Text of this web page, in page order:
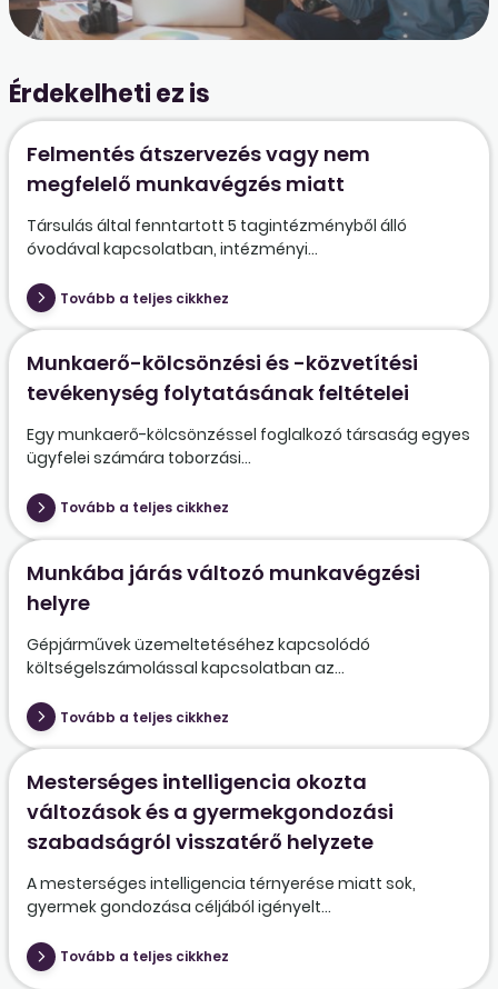
Érdekelheti ez is
Felmentés átszervezés vagy nem
megfelelő munkavégzés miatt
Társulás által fenntartott 5 tagintézményből álló
óvodával kapcsolatban, intézményi...
Tovább a teljes cikkhez
Munkaerő-kölcsönzési és -közvetítési
tevékenység folytatásának feltételei
Egy munkaerő-kölcsönzéssel foglalkozó társaság egyes
ügyfelei számára toborzási...
Tovább a teljes cikkhez
Munkába járás változó munkavégzési
helyre
Gépjárművek üzemeltetéséhez kapcsolódó
költségelszámolással kapcsolatban az...
Tovább a teljes cikkhez
Mesterséges intelligencia okozta
változások és a gyermekgondozási
szabadságról visszatérő helyzete
A mesterséges intelligencia térnyerése miatt sok,
gyermek gondozása céljából igényelt...
Tovább a teljes cikkhez